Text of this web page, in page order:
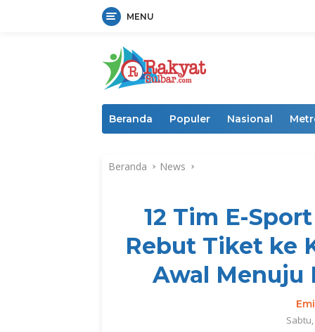
MENU
Beranda Populer Nasional
Beranda News
12 Tim E-
Rebut Tiket ke
Awal Menuju
Sabtu,